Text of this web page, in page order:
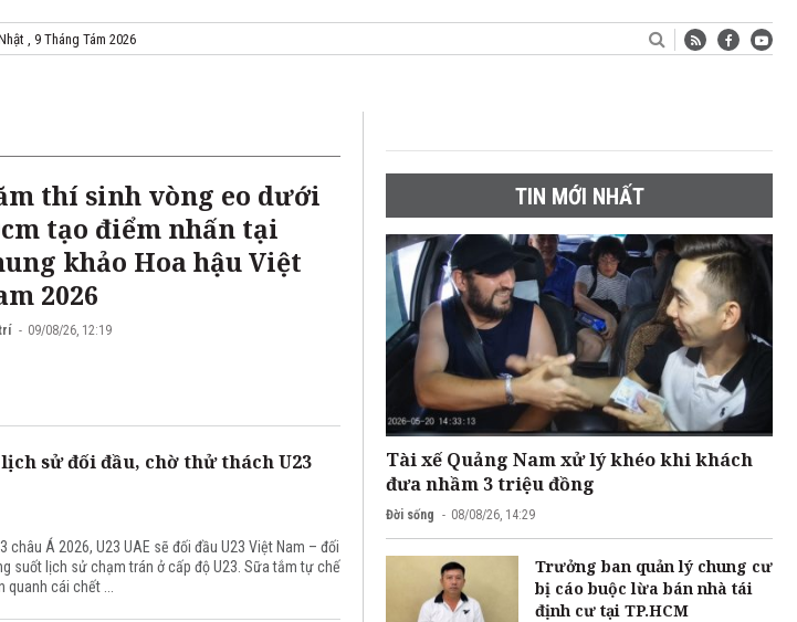
, 9 Tháng Tám 2026
thí sinh vòng eo dưới
tạo điểm nhấn tại
khảo Hoa hậu Việt
2026
09/08/26, 12:19
sử đối đầu, chờ thử thách U23
châu Á 2026, U23 UAE sẽ đối đầu U23 Việt Nam – đối
suốt lịch sử chạm trán ở cấp độ U23. Sữa tắm tự chế
cái chết ...
TIN MỚI NHẤT
Tài xế Quảng Nam xử lý khéo khi khách
đưa nhầm 3 triệu đồng
Đời sống 08/08/26, 14:29
Trưởng ban quản lý chung cư
bị cáo buộc lừa bán nhà tái
định cư tại TP.HCM